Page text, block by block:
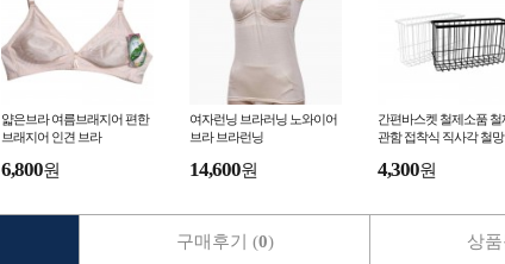
얇은브라 여름브래지어 편한
브래지어 인견 브라
6,800원
여자런닝 브라러닝 노와이어
브라 브라런닝
14,600원
간편바스켓 철제소품 철
관함 접착식 직사각 철
4,300원
구매후기 (0) 상